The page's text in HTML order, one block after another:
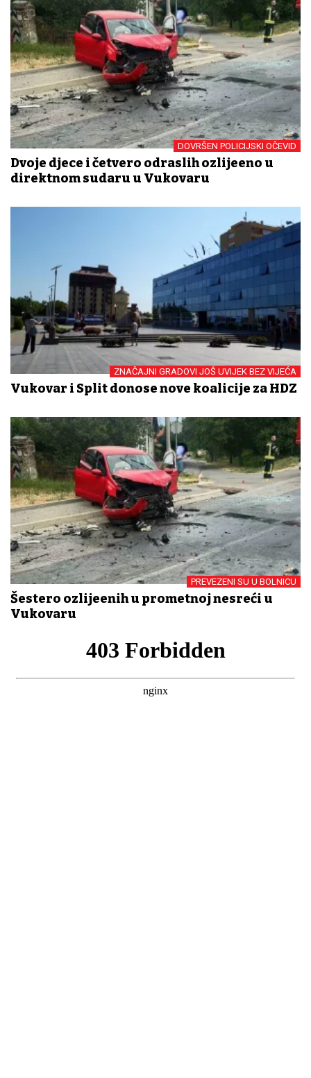
DOVRŠEN POLICIJSKI OČEVID
Dvoje djece i četvero odraslih ozlijeđeno u
direktnom sudaru u Vukovaru
ZNAČAJNI GRADOVI JOŠ UVIJEK BEZ VIJEĆA
Vukovar i Split donose nove koalicije za HDZ
PREVEZENI SU U BOLNICU
Šestero ozlijeđenih u prometnoj nesreći u
Vukovaru